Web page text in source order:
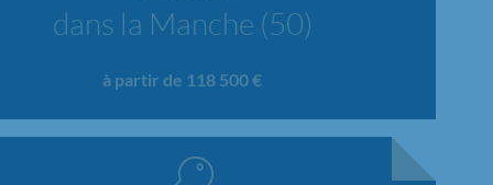
dans la Manche (50)
à partir de 118 500 €